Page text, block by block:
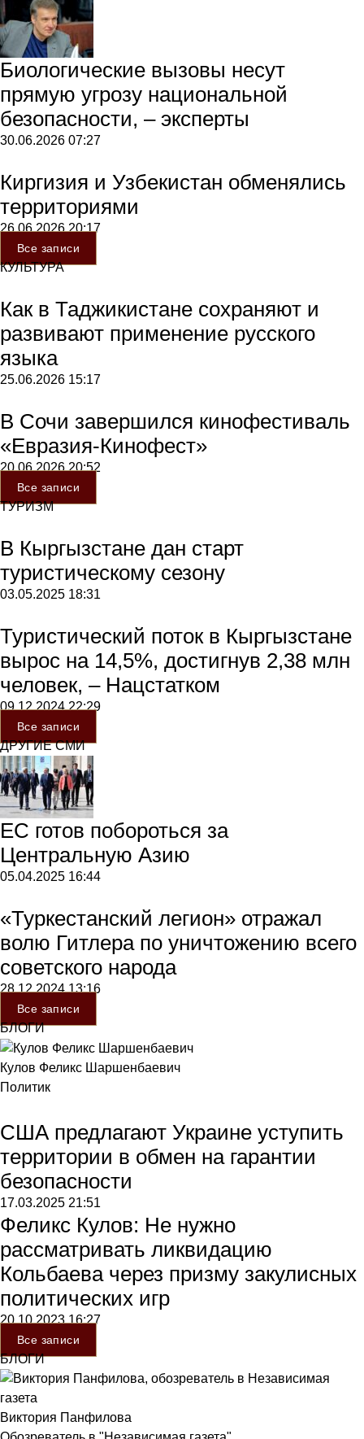
Биологические вызовы несут
прямую угрозу национальной
безопасности, – эксперты
30.06.2026 07:27
Киргизия и Узбекистан обменялись
территориями
26.06.202620:17
Все записи
КУЛЬТУРА
Как в Таджикистане сохраняют и
развивают применение русского
языка
25.06.2026 15:17
В Сочи завершился кинофестиваль
«Евразия-Кинофест»
20.06.202620:52
Все записи
ТУРИЗМ
В Кыргызстане дан старт
туристическому сезону
03.05.2025 18:31
Туристический поток в Кыргызстане
вырос на 14,5%, достигнув 2,38 млн
человек, – Нацстатком
09.12.202422:29
Все записи
ДРУГИЕ СМИ
ЕС готов побороться за
Центральную Азию
05.04.2025 16:44
«Туркестанский легион» отражал
волю Гитлера по уничтожению всего
советского народа
28.12.202413:16
Все записи
БЛОГИ
Кулов Феликс Шаршенбаевич
Политик
США предлагают Украине уступить
территории в обмен на гарантии
безопасности
17.03.2025 21:51
Феликс Кулов: Не нужно
рассматривать ликвидацию
Кольбаева через призму закулисных
политических игр
20.10.202316:27
Все записи
БЛОГИ
Виктория Панфилова